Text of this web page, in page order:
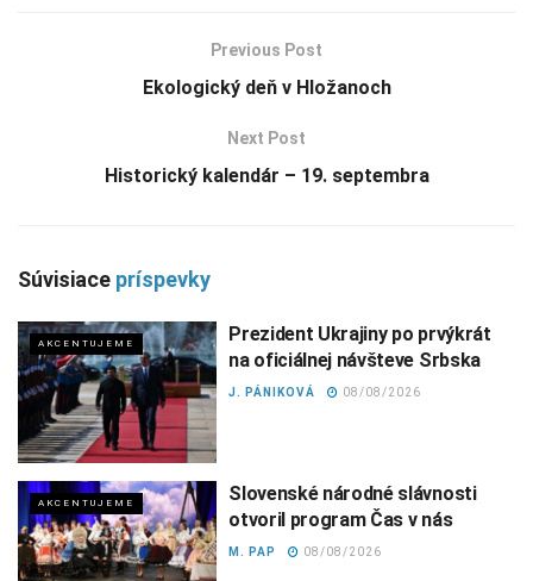
Previous Post
Ekologický deň v Hložanoch
Next Post
Historický kalendár – 19. septembra
Súvisiace príspevky
AKCENTUJEME
Prezident Ukrajiny po prvýkrát
na oficiálnej návšteve Srbska
J. PÁNIKOVÁ 08/08/2026
AKCENTUJEME
Slovenské národné slávnosti
otvoril program Čas v nás
M. PAP 08/08/2026